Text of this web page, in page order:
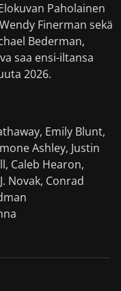
Paholainen
Finerman sekä
Bederman,
saa ensi-iltansa
2026.
Emily Blunt,
Ashley, Justin
Caleb Hearon,
Novak, Conrad